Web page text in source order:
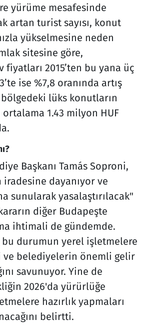
yürüme mesafesinde
artan turist sayısı, konut
yükselmesine neden
sitesine göre,
fiyatları 2015’ten bu yana üç
ise %7,8 oranında artış
bölgedeki lüks konutların
1.43 milyon HUF
Başkanı Tamás Soproni,
iradesine dayanıyor ve
sunularak yasalaştırılacak"
diğer Budapeşte
ihtimali de gündemde.
bu durumun yerel işletmelere
ve belediyelerin önemli gelir
savunuyor. Yine de
2026'da yürürlüğe
hazırlık yapmaları
belirtti.